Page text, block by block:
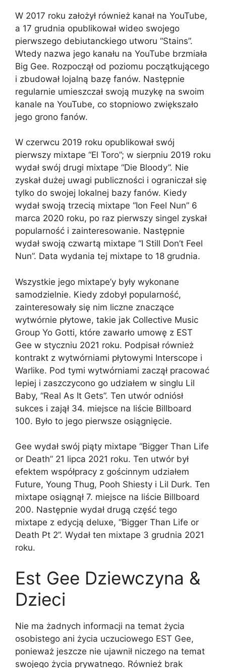
W 2017 roku założył również kanał na YouTube,
a 17 grudnia opublikował wideo swojego
pierwszego debiutanckiego utworu “Stains”.
Wtedy nazwa jego kanału na YouTube brzmiała
Big Gee. Rozpoczął od poziomu początkującego
i zbudował lojalną bazę fanów. Następnie
regularnie umieszczał swoją muzykę na swoim
kanale na YouTube, co stopniowo zwiększało
jego grono fanów.
W czerwcu 2019 roku opublikował swój
pierwszy mixtape “El Toro”; w sierpniu 2019 roku
wydał swój drugi mixtape “Die Bloody”. Nie
zyskał dużej uwagi publiczności i ograniczał się
tylko do swojej lokalnej bazy fanów. Kiedy
wydał swoją trzecią mixtape “Ion Feel Nun” 6
marca 2020 roku, po raz pierwszy singel zyskał
popularność i zainteresowanie. Następnie
wydał swoją czwartą mixtape “I Still Don’t Feel
Nun”. Data wydania tej mixtape to 18 grudnia.
Wszystkie jego mixtape’y były wykonane
samodzielnie. Kiedy zdobył popularność,
zainteresowały się nim liczne znaczące
wytwórnie płytowe, takie jak Collective Music
Group Yo Gotti, które zawarło umowę z EST
Gee w styczniu 2021 roku. Podpisał również
kontrakt z wytwórniami płytowymi Interscope i
Warlike. Pod tymi wytwórniami zaczął pracować
lepiej i zaszczycono go udziałem w singlu Lil
Baby, “Real As It Gets”. Ten utwór odniósł
sukces i zajął 34. miejsce na liście Billboard
100. Było to jego pierwsze osiągnięcie.
Gee wydał swój piąty mixtape “Bigger Than Life
or Death” 21 lipca 2021 roku. Ten utwór był
efektem współpracy z gościnnym udziałem
Future, Young Thug, Pooh Shiesty i Lil Durk. Ten
mixtape osiągnął 7. miejsce na liście Billboard
200. Następnie wydał drugą część tego
mixtape z edycją deluxe, “Bigger Than Life or
Death Pt 2”. Wydał ten mixtape 3 grudnia 2021
roku.
Est Gee Dziewczyna &
Dzieci
Nie ma żadnych informacji na temat życia
osobistego ani życia uczuciowego EST Gee,
ponieważ jeszcze nie ujawnił niczego na temat
swojego życia prywatnego. Również brak